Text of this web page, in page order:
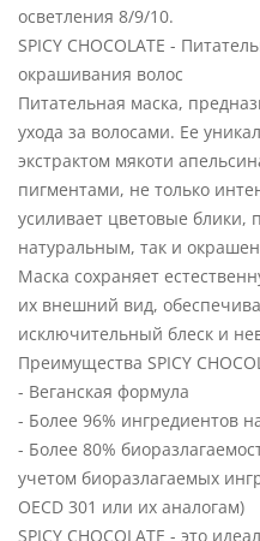
осветления 8/9/10.
SPICY CHOCOLATE -
окрашивания волос
Питательная маска,
ухода за волосами. Ее
экстрактом мякоти
пигментами, не только
усиливает цветовые блики,
натуральным, так и
Маска сохраняет
их внешний вид,
исключительный блеск и
Преимущества SPICY
- Веганская формула
- Более 96% ингредиентов
- Более 80%
учетом биоразлагаемых
OECD 301 или их аналогам)
SPICY CHOCOLATE - это